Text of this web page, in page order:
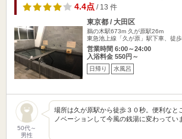
4.4点/ 13 件
東京都 / 大田区
鵜の木駅673m 久が原駅26m
東急池上線「久が原」駅下車、徒
営業時間 6:00～24:00
入浴料金 550円～
日帰り 水風呂
50代～
男性
場所は久が原駅から徒歩３０秒。便利な
ノベーションして今風の銭湯に変わってい